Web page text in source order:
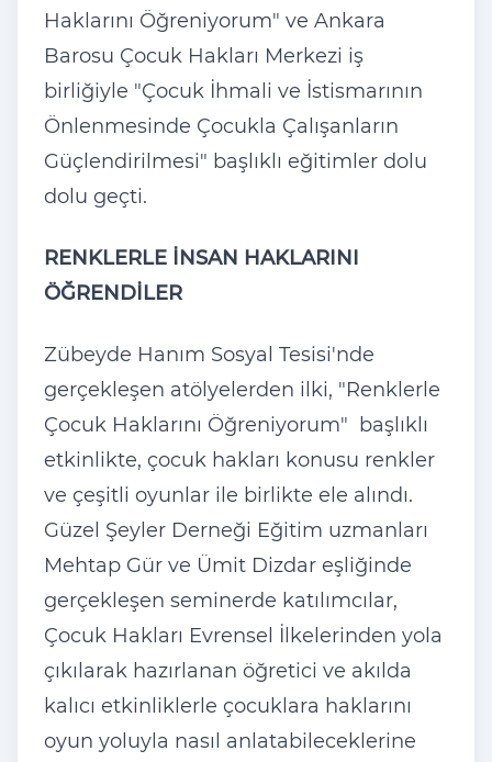
Haklarını Öğreniyorum" ve Ankara
Barosu Çocuk Hakları Merkezi iş
birliğiyle "Çocuk İhmali ve İstismarının
Önlenmesinde Çocukla Çalışanların
Güçlendirilmesi" başlıklı eğitimler dolu
dolu geçti.
RENKLERLE İNSAN HAKLARINI
ÖĞRENDİLER
Zübeyde Hanım Sosyal Tesisi'nde
gerçekleşen atölyelerden ilki, "Renklerle
Çocuk Haklarını Öğreniyorum" başlıklı
etkinlikte, çocuk hakları konusu renkler
ve çeşitli oyunlar ile birlikte ele alındı.
Güzel Şeyler Derneği Eğitim uzmanları
Mehtap Gür ve Ümit Dizdar eşliğinde
gerçekleşen seminerde katılımcılar,
Çocuk Hakları Evrensel İlkelerinden yola
çıkılarak hazırlanan öğretici ve akılda
kalıcı etkinliklerle çocuklara haklarını
oyun yoluyla nasıl anlatabileceklerine